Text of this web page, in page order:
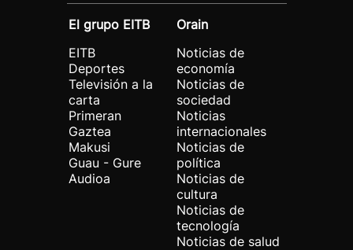
El grupo EITB
EITB
Deportes
Televisión a la
carta
Primeran
Gaztea
Makusi
Guau - Gure
Audioa
Orain
Noticias de
economía
Noticias de
sociedad
Noticias
internacionales
Noticias de
política
Noticias de
cultura
Noticias de
tecnología
Noticias de salud